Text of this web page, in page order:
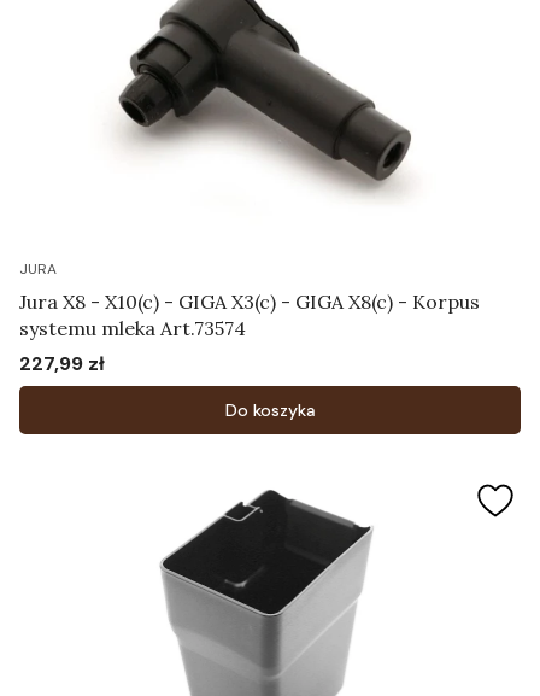
JURA
Jura X8 - X10(c) - GIGA X3(c) - GIGA X8(c) - Korpus
systemu mleka Art.73574
Cena
227,99 zł
Do koszyka